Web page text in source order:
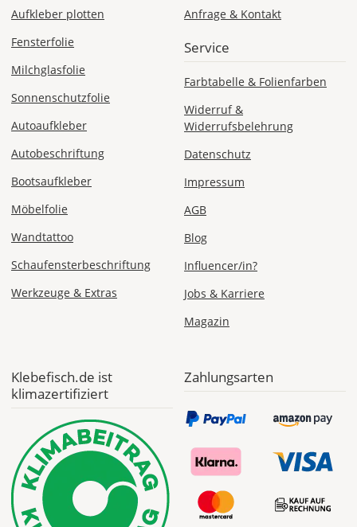
ab 24,98
ab 9,99 EUR*
EUR
Abhängig
Bestellwert:
Produktionskosten
Dir
angezeigt.
Aufkleber plotten
Fensterfolie
Milchglasfolie
Sonnenschutzfolie
Autoaufkleber
Autobeschriftung
Bootsaufkleber
Möbelfolie
Wandtattoo
Schaufensterbeschriftung
Werkzeuge & Extras
Anfrage & Kontakt
Service
Farbtabelle & Folienfarben
Widerruf &
Widerrufsbelehrung
Datenschutz
Impressum
AGB
Blog
Influencer/in?
Jobs & Karriere
Magazin
Klebefisch.de ist
klimazertifiziert
Zahlungsarten